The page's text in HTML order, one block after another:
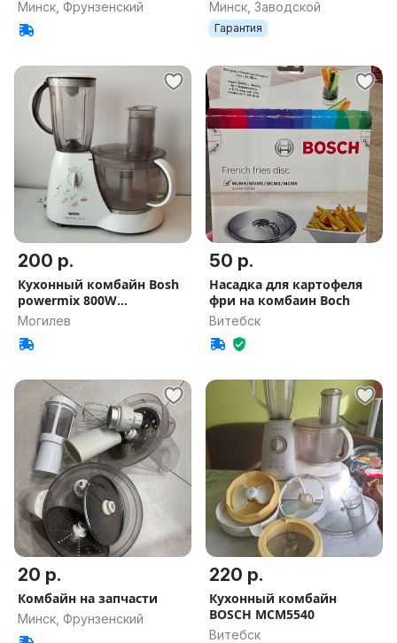
Минск, Фрунзенский Минск, Заводской
Гарантия
200 р.
Кухонный комбайн Bosh
powermix 800W
(CNCM52A1)
Могилев
50 р.
Насадка для картофеля
фри на комбаин Boch
Витебск
20 р.
Комбайн на запчасти
Минск, Фрунзенский
220 р.
Кухонный комбайн
BOSCH MCM5540
Витебск